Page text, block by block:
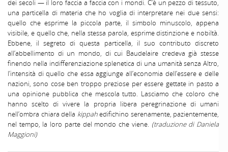
dei secoli — il loro faccia a faccia con i mondi. C’è un pezzo di tessuto,
una particella di materia che ho voglia di interpretare nei due sensi:
quello che esprime la piccola parte, il simbolo minuscolo, appena
visibile, e quello che, nella stessa parola, esprime distinzione e nobiltà.
Ebbene, il segreto di questa particella, il suo contributo discreto
all’abbellimento di un mondo, di cui Baudelaire credeva già stesse
finendo nella indifferenziazione splenetica di una umanità senza Altro,
l’intensità di quello che essa aggiunge all’economia dell’essere e delle
nazioni, sono cose ben troppo preziose per essere gettate in pasto a
una opinione pubblica che mescola tutto. Lasciamo che coloro che
hanno scelto di vivere la propria libera peregrinazione di umani
nell’ombra chiara della kippahedifichino serenamente, pazientemente,
nel tempo, la loro parte del mondo che viene. (traduzione di Daniela
Maggioni)